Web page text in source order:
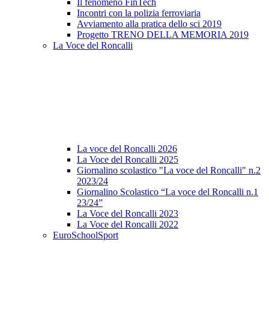
Il fenomeno FinTech
Incontri con la polizia ferroviaria
Avviamento alla pratica dello sci 2019
Progetto TRENO DELLA MEMORIA 2019
La Voce del Roncalli
La voce del Roncalli 2026
La Voce del Roncalli 2025
Giornalino scolastico "La voce del Roncalli" n.2
2023/24
Giornalino Scolastico “La voce del Roncalli n.1
23/24”
La Voce del Roncalli 2023
La Voce del Roncalli 2022
EuroSchoolSport